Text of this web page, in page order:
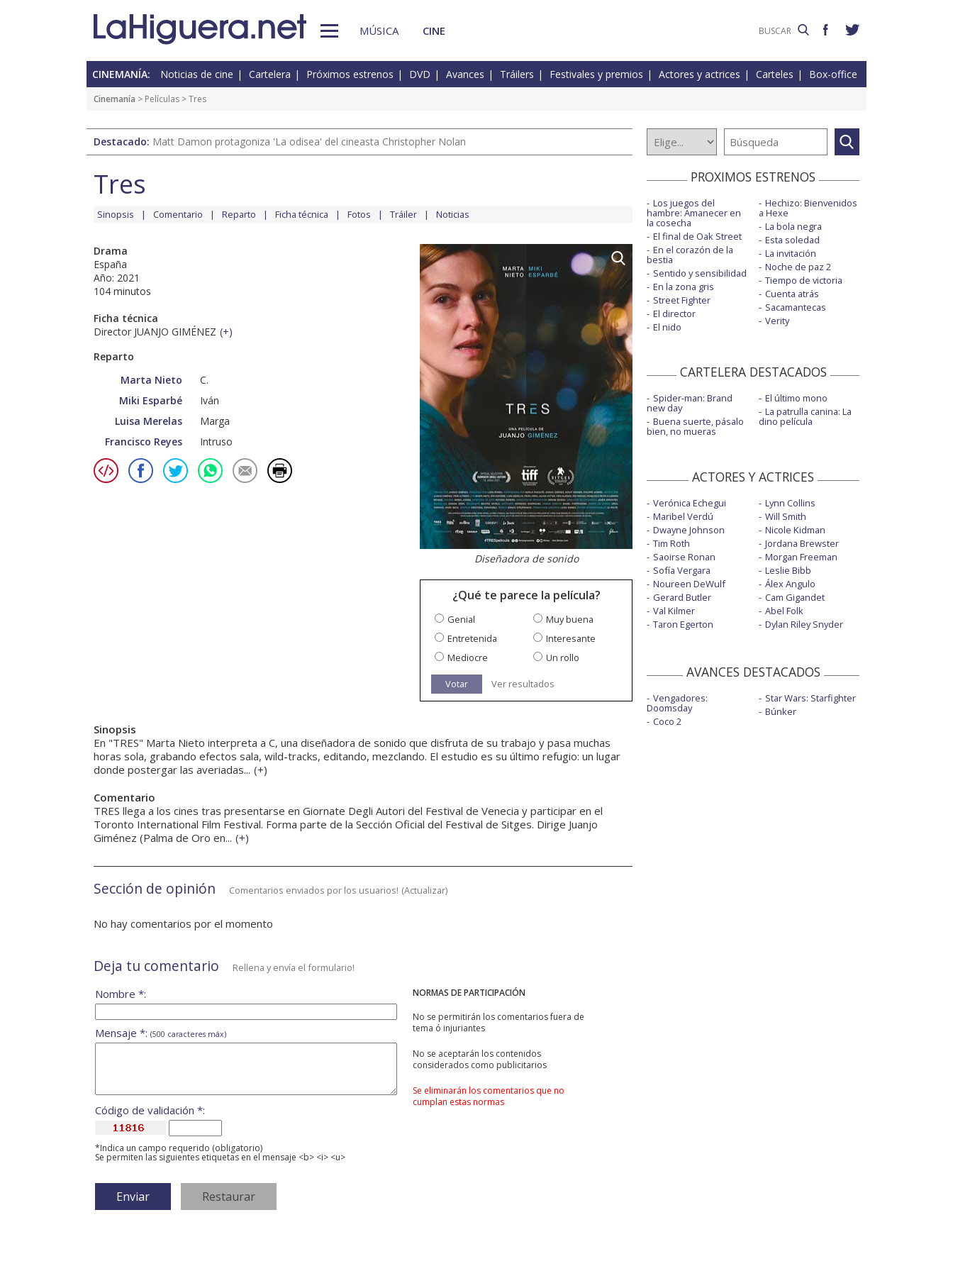
MÚSICA CINE
CINEMANÍA: Noticias de cine Cartelera Próximos estrenos DVD Avances Tráilers Festivales y premios Actores y actrices Carteles Box-office
Cinemanía > Películas > Tres
Destacado: Matt Damon protagoniza 'La odisea' del cineasta Christopher Nolan
Tres
Sinopsis Comentario Reparto Ficha técnica Fotos Tráiler Noticias
Drama
España
Año: 2021
104 minutos
Ficha técnica
Director JUANJO GIMÉNEZ (+)
Reparto
Marta Nieto
C.
Miki Esparbé
Iván
Luisa Merelas
Marga
Francisco Reyes
Intruso
Diseñadora de sonido
¿Qué te parece la película?
Genial
Muy buena
Entretenida
Interesante
Mediocre
Un rollo
Votar Ver resultados
Sinopsis
En "TRES" Marta Nieto interpreta a C, una diseñadora de sonido que disfruta de su trabajo y pasa muchas
horas sola, grabando efectos sala, wild-tracks, editando, mezclando. El estudio es su último refugio: un lugar
donde postergar las averiadas... (+)
Comentario
TRES llega a los cines tras presentarse en Giornate Degli Autori del Festival de Venecia y participar en el
Toronto International Film Festival. Forma parte de la Sección Oficial del Festival de Sitges. Dirige Juanjo
Giménez (Palma de Oro en... (+)
Sección de opinión Comentarios enviados por los usuarios! (Actualizar)
No hay comentarios por el momento
Deja tu comentario Rellena y envía el formulario!
NORMAS DE PARTICIPACIÓN
No se permitirán los comentarios fuera de
tema ó injuriantes
No se aceptarán los contenidos
considerados como publicitarios
Se eliminarán los comentarios que no
cumplan estas normas
Nombre *:
Mensaje *: (500 caracteres máx)
Código de validación *:
*Indica un campo requerido (obligatorio)
Se permiten las siguientes etiquetas en el mensaje <b> <i> <u>
PROXIMOS ESTRENOS
Los juegos del
hambre: Amanecer en
la cosecha
El final de Oak Street
En el corazón de la
bestia
Sentido y sensibilidad
En la zona gris
Street Fighter
El director
El nido
Hechizo: Bienvenidos
a Hexe
La bola negra
Esta soledad
La invitación
Noche de paz 2
Tiempo de victoria
Cuenta atrás
Sacamantecas
Verity
CARTELERA DESTACADOS
Spider-man: Brand
new day
Buena suerte, pásalo
bien, no mueras
El último mono
La patrulla canina: La
dino película
ACTORES Y ACTRICES
Verónica Echegui
Maribel Verdú
Dwayne Johnson
Tim Roth
Saoirse Ronan
Sofía Vergara
Noureen DeWulf
Gerard Butler
Val Kilmer
Taron Egerton
Lynn Collins
Will Smith
Nicole Kidman
Jordana Brewster
Morgan Freeman
Leslie Bibb
Álex Angulo
Cam Gigandet
Abel Folk
Dylan Riley Snyder
AVANCES DESTACADOS
Vengadores:
Doomsday
Coco 2
Star Wars: Starfighter
Búnker